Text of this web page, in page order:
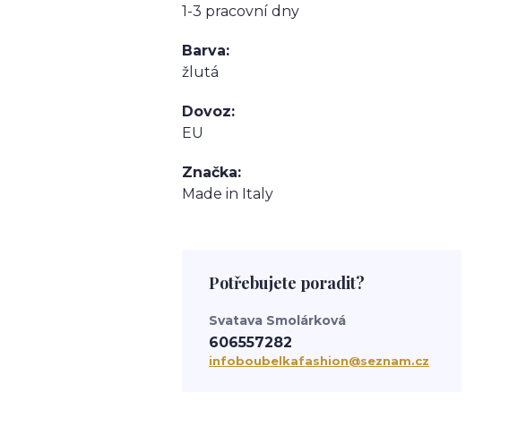
1-3 pracovní dny
Barva
žlutá
Dovoz
EU
Značka
Made in Italy
Potřebujete poradit?
Svatava Smolárková
606557282
infoboubelkafashion@seznam.cz